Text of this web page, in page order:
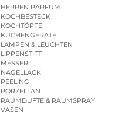
HERREN PARFUM
KOCHBESTECK
KOCHTÖPFE
KÜCHENGERÄTE
LAMPEN & LEUCHTEN
LIPPENSTIFT
MESSER
NAGELLACK
PEELING
PORZELLAN
RAUMDÜFTE & RAUMSPRAY
VASEN